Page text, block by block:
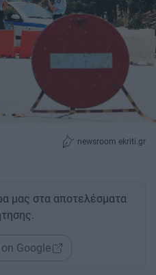
newsroom ekriti.gr
μας στα αποτελέσματα
Google